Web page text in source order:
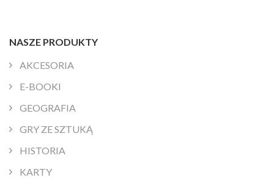
NASZE PRODUKTY
AKCESORIA
E-BOOKI
GEOGRAFIA
GRY ZE SZTUKĄ
HISTORIA
KARTY